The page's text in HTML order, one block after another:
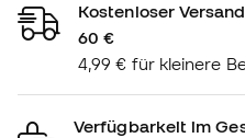
Kostenloser
60 €
4,99 € für kleinere
Verfügbarkeit im